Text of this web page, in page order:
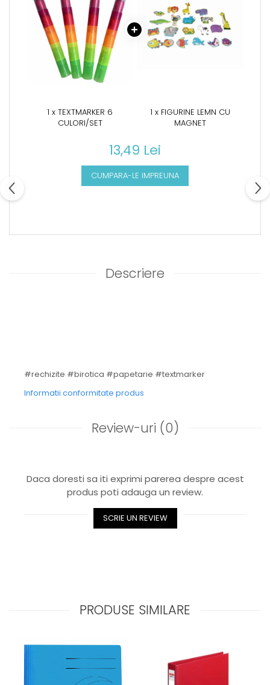
1 x TEXTMARKER 6
CULORI/SET
1 x FIGURINE LEMN CU
MAGNET
13,49 Lei
CUMPARA-LE IMPREUNA
Descriere
#rechizite #birotica #papetarie #textmarker
Informatii conformitate produs
Review-uri (0)
Daca doresti sa iti exprimi parerea despre acest
produs poti adauga un review.
SCRIE UN REVIEW
PRODUSE SIMILARE